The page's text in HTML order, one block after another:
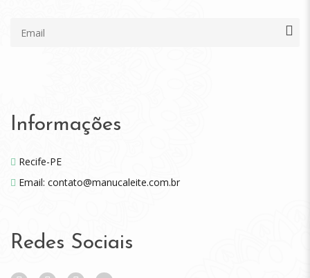
Informações
Recife-PE
Email: contato@manucaleite.com.br
Redes Sociais